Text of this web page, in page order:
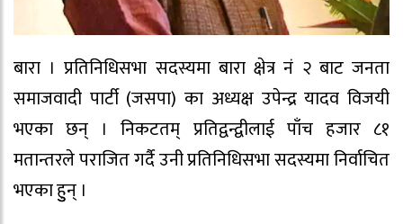
बारा । प्रतिनिधिसभा सदस्यमा बारा क्षेत्र नं २ बाट जनता
समाजवादी पार्टी (जसपा) का अध्यक्ष उपेन्द्र यादव विजयी
भएका छन् । निकटतम् प्रतिद्वन्द्वीलाई पाँच हजार ८१
मतान्तरले पराजित गर्दै उनी प्रतिनिधिसभा सदस्यमा निर्वाचित
भएका हुुन् ।